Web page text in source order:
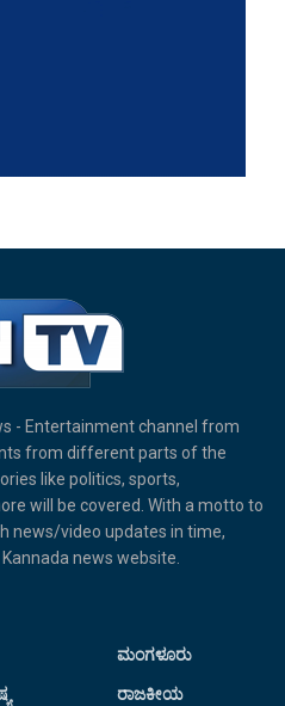
- Entertainment channel from
from different parts of the
like politics, sports,
will be covered. With a motto to
news/video updates in time,
news website.
ಮಂಗಳೂರು
ರಾಜಕೀಯ